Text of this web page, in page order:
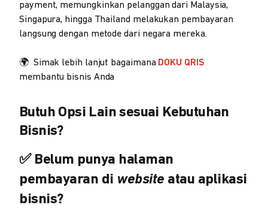
payment, memungkinkan pelanggan dari Malaysia,
Singapura, hingga Thailand melakukan pembayaran
langsung dengan metode dari negara mereka.
🌍 Simak lebih lanjut bagaimana DOKU QRIS
membantu bisnis Anda
Butuh Opsi Lain sesuai Kebutuhan
Bisnis?
✅ Belum punya halaman
pembayaran di website atau aplikasi
bisnis?